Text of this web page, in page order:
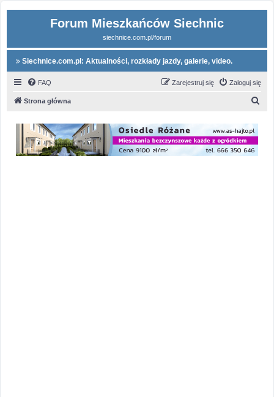
Forum Mieszkańców Siechnic
siechnice.com.pl/forum
Siechnice.com.pl: Aktualności, rozkłady jazdy, galerie, video.
FAQ Zaloguj się
Zarejestruj się
Strona główna